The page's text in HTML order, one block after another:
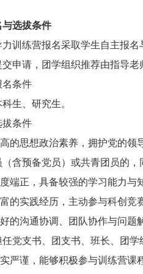
与选拔条件
力训练营报名采取学生自主报
申请，团学组织推荐由指导
名条件
生、研究生。
拔条件
的思想政治素养，拥护党的
含预备党员）或共青团员的
端正，具备较强的学习能力与
的实践经历，主动参与科创竞
的沟通协调、团队协作与问
党支书、团支书、班长、团
严谨，能够积极参与训练营